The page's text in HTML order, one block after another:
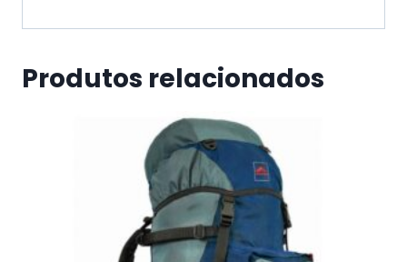
Produtos relacionados